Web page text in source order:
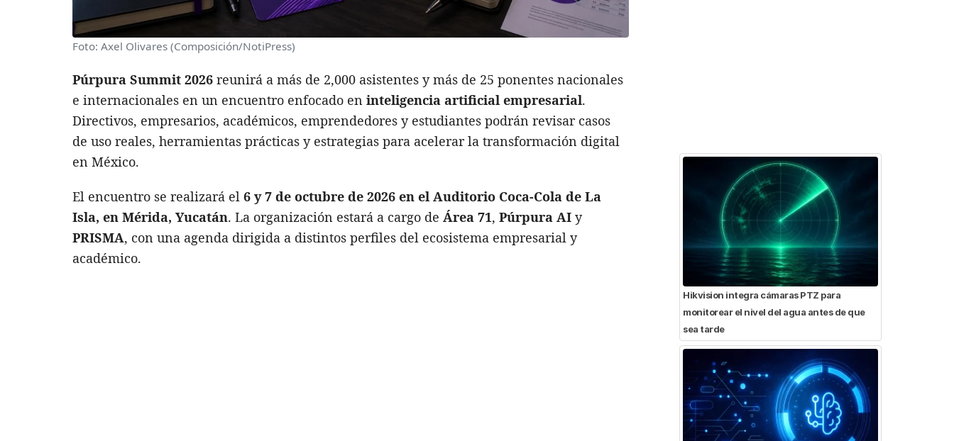
Foto: Axel Olivares (Composición/NotiPress)
Púrpura Summit 2026 reunirá a más de 2,000 asistentes y más de 25 ponentes nacionales
e internacionales en un encuentro enfocado en inteligencia artificial empresarial.
Directivos, empresarios, académicos, emprendedores y estudiantes podrán revisar casos
de uso reales, herramientas prácticas y estrategias para acelerar la transformación digital
en México.
El encuentro se realizará el 6 y 7 de octubre de 2026 en el Auditorio Coca-Cola de La
Isla, en Mérida, Yucatán. La organización estará a cargo de Área 71, Púrpura AI y
PRISMA, con una agenda dirigida a distintos perfiles del ecosistema empresarial y
académico.
Hikvision integra cámaras PTZ para
monitorear el nivel del agua antes de que
sea tarde